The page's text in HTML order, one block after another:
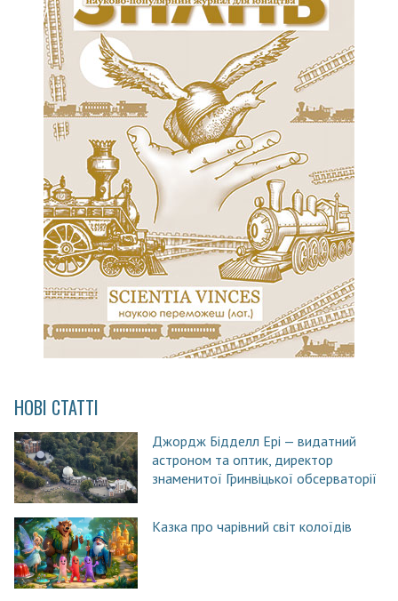
НОВІ СТАТТІ
Джордж Бідделл Ері — видатний
астроном та оптик, директор
знаменитої Гринвіцької обсерваторії
Казка про чарівний світ колоїдів